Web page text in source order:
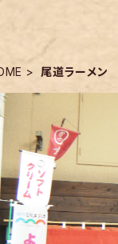
尾道ラーメン